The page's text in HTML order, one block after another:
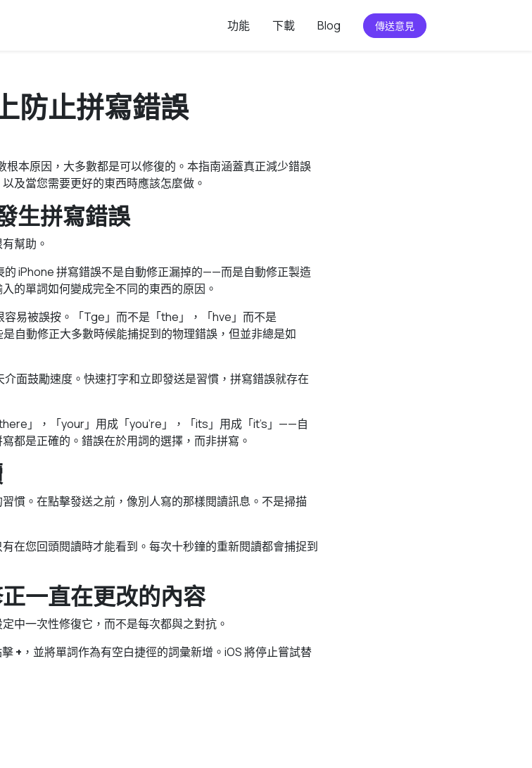
功能 下載 Blog 傳送意見
防止拼寫錯誤
本原因，大多數都是可以修復的。本指南涵蓋真正減少錯誤
及當您需要更好的東西時應該怎麼做。
生拼寫錯誤
幫助。
的 iPhone 拼寫錯誤不是自動修正漏掉的——而是自動修正製造
的單詞如何變成完全不同的東西的原因。
容易被誤按。「Tge」而不是「the」，「hve」而不是
自動修正大多數時候能捕捉到的物理錯誤，但並非總是如
介面鼓勵速度。快速打字和立即發送是習慣，拼寫錯誤就存在
」，「your」用成「you’re」，「its」用成「it’s」——自
都是正確的。錯誤在於用詞的選擇，而非拼寫。
慣。在點擊發送之前，像別人寫的那樣閱讀訊息。不是掃描
在您回頭閱讀時才能看到。每次十秒鐘的重新閱讀都會捕捉到
一直在更改的內容
中一次性修復它，而不是每次都與之對抗。
+ ，並將單詞作為有空白捷徑的詞彙新增。iOS 將停止嘗試替